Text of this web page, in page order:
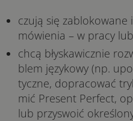
czu­­ją się
mó­­wie­­nia – w pra­­cy
chcą bły­­ska­­wi­cz­nie
blem ję­­zy­­ko­­wy (np.
ty­cz­ne, do­­pra­­co­­wać
mić Pre­­sent Pe­r­fect,
lub przy­­swo­­ić